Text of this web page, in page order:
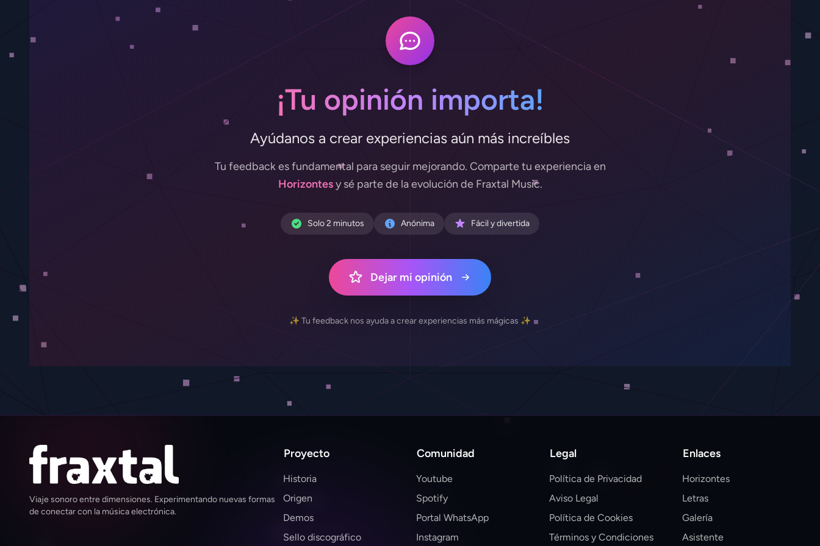
¡Tu opinión importa!
Ayúdanos a crear experiencias aún más increíbles
Tu feedback es fundamental para seguir mejorando. Comparte tu experiencia en
Horizontesy sé parte de la evolución de Fraxtal Music.
Solo 2 minutos Anónima Fácil y divertida
Dejar mi opinión
✨ Tu feedback nos ayuda a crear experiencias más mágicas ✨
Viaje sonoro entre dimensiones. Experimentando nuevas formas
de conectar con la música electrónica.
Proyecto
Historia
Origen
Demos
Sello discográfico
Comunidad
Youtube
Spotify
Portal WhatsApp
Instagram
Legal
Política de Privacidad
Aviso Legal
Política de Cookies
Términos y Condiciones
Enlaces
Horizontes
Letras
Galería
Asistente